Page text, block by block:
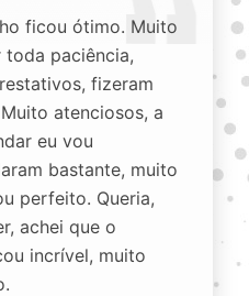
ficou ótimo. Muito
paciência,
fizeram
atenciosos, a
eu vou
bastante, muito
perfeito. Queria,
achei que o
incrível, muito